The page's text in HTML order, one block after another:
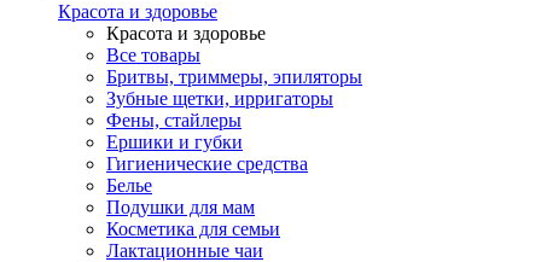
Красота и здоровье
Красота и здоровье
Все товары
Бритвы, триммеры, эпиляторы
Зубные щетки, ирригаторы
Фены, стайлеры
Ершики и губки
Гигиенические средства
Белье
Подушки для мам
Косметика для семьи
Лактационные чаи